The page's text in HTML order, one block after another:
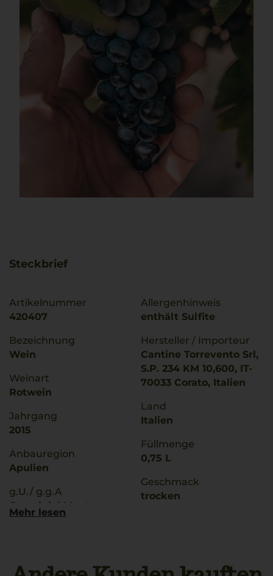
Steckbrief
Artikelnummer
420407
Bezeichnung
Wein
Weinart
Rotwein
Jahrgang
2015
Anbauregion
Apulien
g.U./ g.g.A
Castel del Monte
Allergenhinweis
enthält Sulfite
Hersteller / Importeur
Cantine Torrevento Srl,
S.P. 234 KM 10,600, IT-
70033 Corato, Italien
Land
Italien
Füllmenge
0,75 L
Geschmack
trocken
Mehr lesen